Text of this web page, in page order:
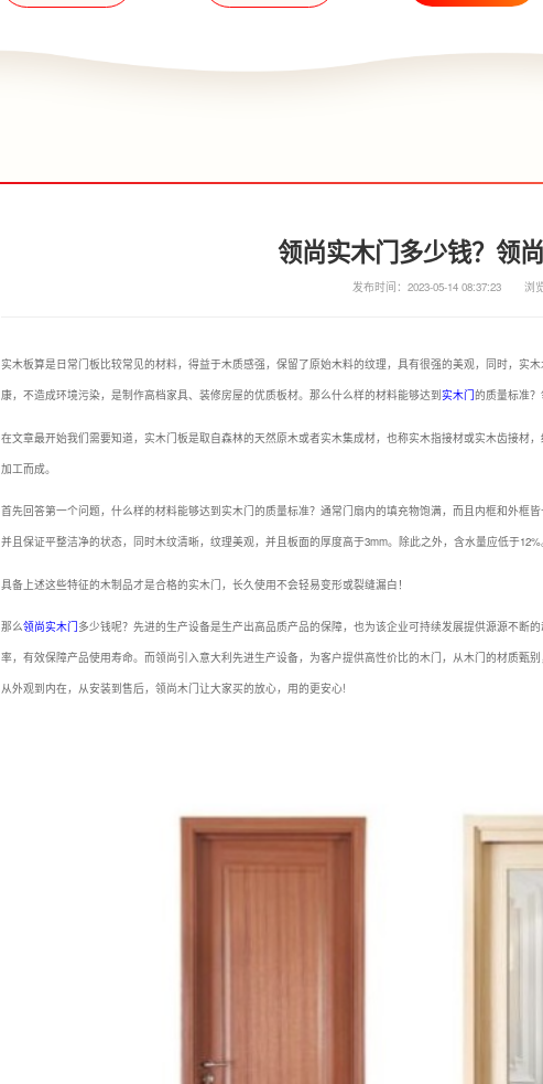
领尚实木门多少钱？领
发布时间：2023-05-14 08:37:23 浏
实木板算是日常门板比较常见的材料，得益于木质感强，保留了原始木料的纹理，具有很强的美观，同时，实
康，不造成环境污染，是制作高档家具、装修房屋的优质板材。那么什么样的材料能够达到 实木门的质量标准？
在文章最开始我们需要知道，实木门板是取自森林的天然原木或者实木集成材，也称实木指接材或实木齿接材
加工而成。
首先回答第一个问题，什么样的材料能够达到实木门的质量标准？通常门扇内的填充物饱满，而且内框和外框
并且保证平整洁净的状态，同时木纹清晰，纹理美观，并且板面的厚度高于3mm。除此之外，含水量应低于12%
具备上述这些特征的木制品才是合格的实木门，长久使用不会轻易变形或裂缝漏白！
那么领尚实木门 多少钱呢？先进的生产设备是生产出高品质产品的保障，也为该企业可持续发展提供源源不断
率，有效保障产品使用寿命。而领尚引入意大利先进生产设备，为客户提供高性价比的木门，从木门的材质甄别
从外观到内在，从安装到售后，领尚木门让大家买的放心，用的更安心!